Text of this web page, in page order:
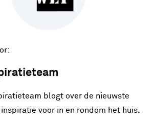
blogt over de nieuwste
voor in en rondom het huis.